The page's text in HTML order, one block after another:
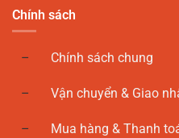
Chính sách
Chính sách chung
Vận chuyển & Giao
Mua hàng & Thanh